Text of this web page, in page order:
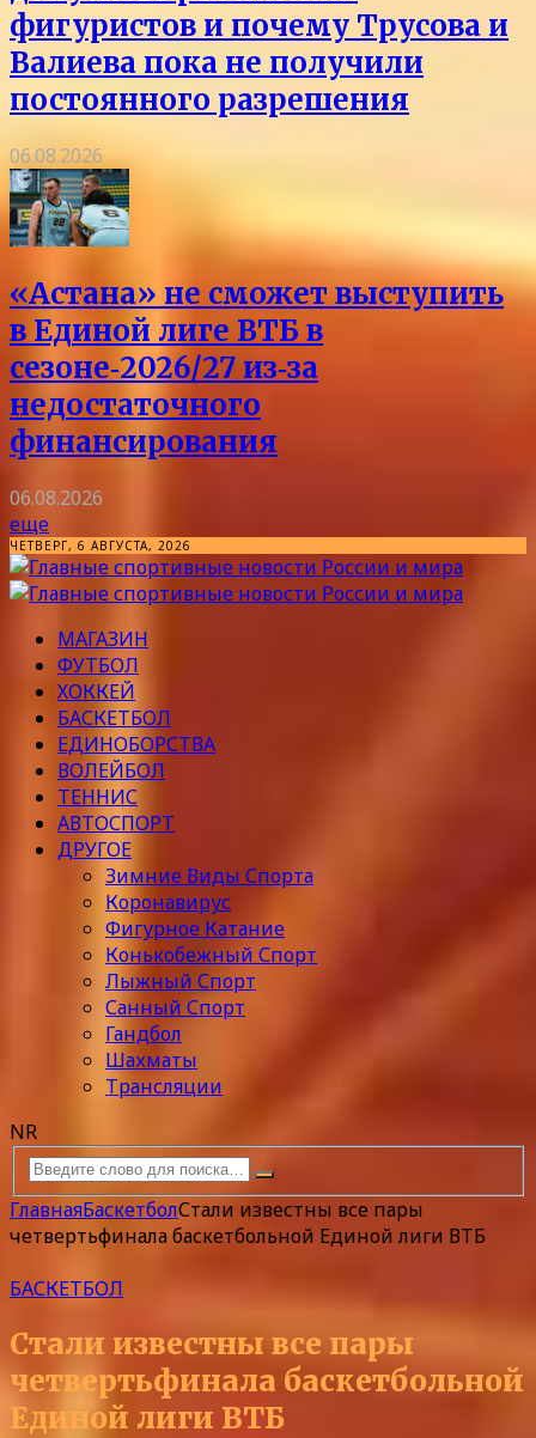
фигуристов и почему Трусова и
Валиева пока не получили
постоянного разрешения
06.08.2026
«Астана» не сможет выступить
в Единой лиге ВТБ в
сезоне‑2026/27 из‑за
недостаточного
финансирования
06.08.2026
еще
ЧЕТВЕРГ, 6 АВГУСТА, 2026
МАГАЗИН
ФУТБОЛ
ХОККЕЙ
БАСКЕТБОЛ
ЕДИНОБОРСТВА
ВОЛЕЙБОЛ
ТЕННИС
АВТОСПОРТ
ДРУГОЕ
Зимние Виды Спорта
Коронавирус
Фигурное Катание
Конькобежный Спорт
Лыжный Спорт
Санный Спорт
Гандбол
Шахматы
Трансляции
NR
ГлавнаяБаскетболСтали известны все пары
четвертьфинала баскетбольной Единой лиги ВТБ
БАСКЕТБОЛ
Стали известны все пары
четвертьфинала баскетбольной
Единой лиги ВТБ